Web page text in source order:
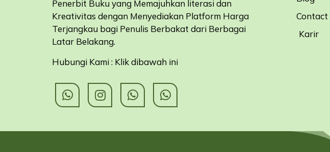
Penerbit Buku yang Memajuhkan literasi dan
Kreativitas dengan Menyediakan Platform Harga
Terjangkau bagi Penulis Berbakat dari Berbagai
Latar Belakang.
Hubungi Kami : Klik dibawah ini
Contact
Karir